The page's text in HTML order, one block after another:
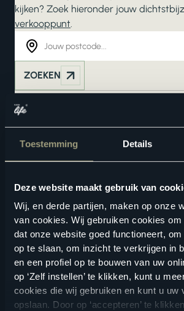
Toestemming Details
Deze website maakt gebruik van
Wij, en derde partijen, maken op onze
van cookies. Wij gebruiken cookies
dat onze website goed functioneert,
op te slaan, om inzicht te verkrijgen in
en een profiel op te bouwen van uw
op ‘Zelf instellen’ te klikken, kunt u
cookies die wij gebruiken en kunt u uw
opslaan. Door op ‘accepteren’ te
kijken? Zoek hieronder jouw
verkooppunt.
ZOEKEN
Bekijk in je eigen ruimte
Product kenmerken
Ontworpen om perfect aan te